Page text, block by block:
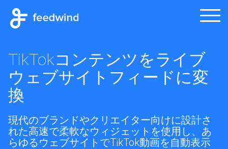
TikTokコンテンツをライブ
ウェブサイトフィードに変
換
現代のブランドやクリエイター向けに設計さ
れた高速で柔軟なウィジェットを使用し、あ
らゆるウェブサイトでTikTok動画を自動表示